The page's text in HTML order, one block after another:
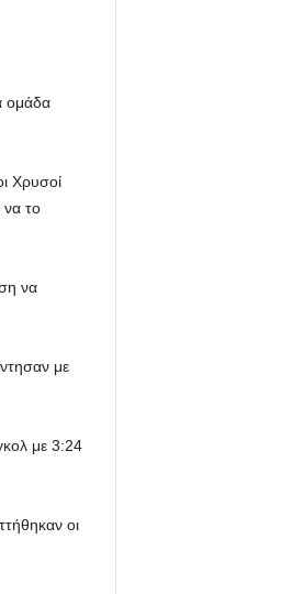
ομάδα
Χρυσοί
να το
να
με
με 3:24
οι